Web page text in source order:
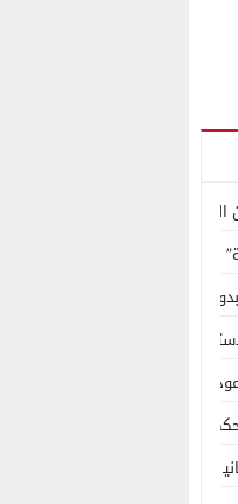
منظمة حرّضت على اقتحام سبتة
في سوق المعادن الاستراتيجية
ماء؟
على الكفاءة ويمنح الشباب
لصناعة الواقع؟
الذاتي هو الأساس الوحيد لحل